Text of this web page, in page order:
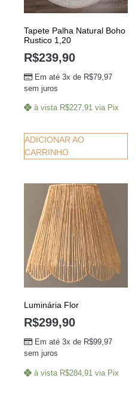
Tapete Palha Natural Boho
Rustico 1,20
R$239,90
Em até 3x de R$79,97
sem juros
à vista R$227,91 via Pix
ADICIONAR AO
CARRINHO
Luminária Flor
R$299,90
Em até 3x de R$99,97
sem juros
à vista R$284,91 via Pix